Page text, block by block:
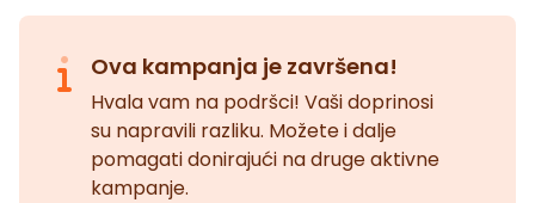
Ova kampanja je završena!
Hvala vam na podršci! Vaši doprinosi
su napravili razliku. Možete i dalje
pomagati donirajući na druge aktivne
kampanje.